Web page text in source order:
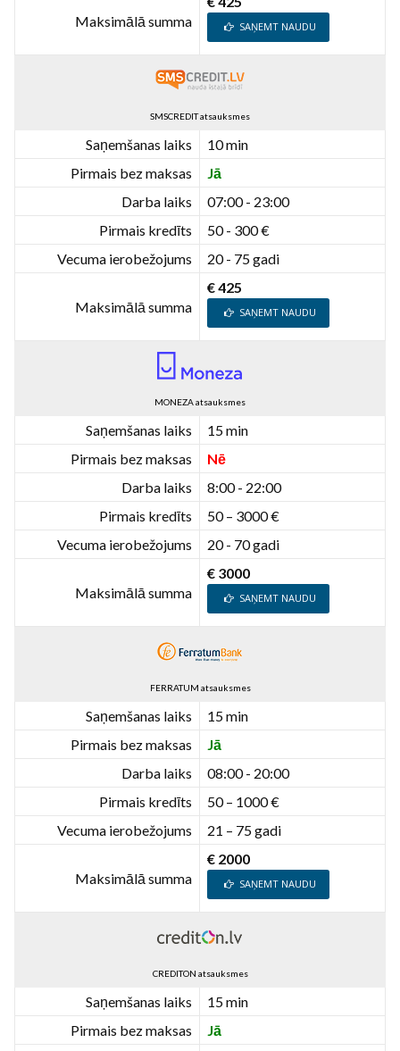
Maksimālā summa SAŅEMT NAUDU
SMSCREDIT atsauksmes
Saņemšanas laiks
10 min
Pirmais bez maksas
Jā
Darba laiks
07:00 - 23:00
Pirmais kredīts
50 - 300 €
Vecuma ierobežojums
20 - 75 gadi
Maksimālā summa
€ 425
SAŅEMT NAUDU
MONEZA atsauksmes
Saņemšanas laiks
15 min
Pirmais bez maksas
Nē
Darba laiks
8:00 - 22:00
Pirmais kredīts
50 – 3000 €
Vecuma ierobežojums
20 - 70 gadi
Maksimālā summa
€ 3000
SAŅEMT NAUDU
FERRATUM atsauksmes
Saņemšanas laiks
15 min
Pirmais bez maksas
Jā
Darba laiks
08:00 - 20:00
Pirmais kredīts
50 – 1000 €
Vecuma ierobežojums
21 – 75 gadi
Maksimālā summa
€ 2000
SAŅEMT NAUDU
CREDITON atsauksmes
Saņemšanas laiks
15 min
Pirmais bez maksas
Jā